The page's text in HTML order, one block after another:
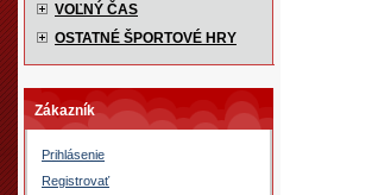
VOĽNÝ ČAS
OSTATNÉ ŠPORTOVÉ HRY
Zákazník
Prihlásenie
Registrovať